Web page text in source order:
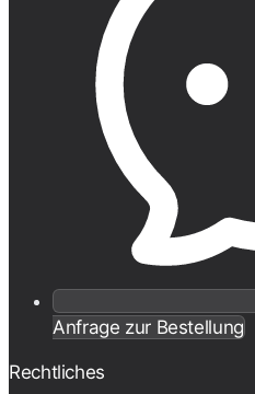
Anfrage zur Bestellung
Rechtliches